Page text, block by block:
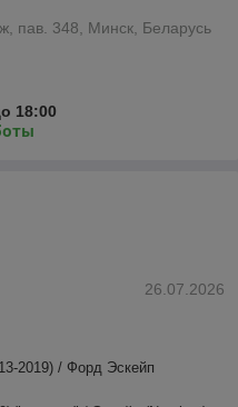
пав. 348, Минск, Беларусь
18:00
26.07.2026
2019) / Форд Эскейп